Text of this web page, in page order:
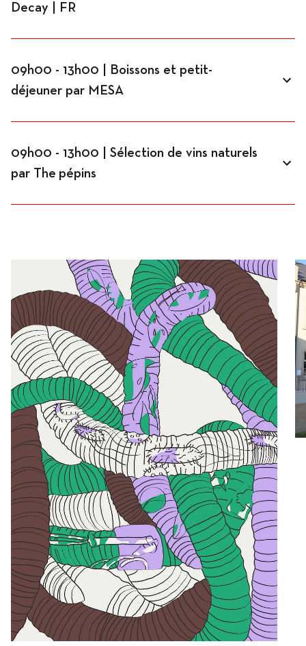
Decay | FR
09h00 - 13h00 | Boissons et petit-
déjeuner par MESA
09h00 - 13h00 | Sélection de vins naturels
par The pépins